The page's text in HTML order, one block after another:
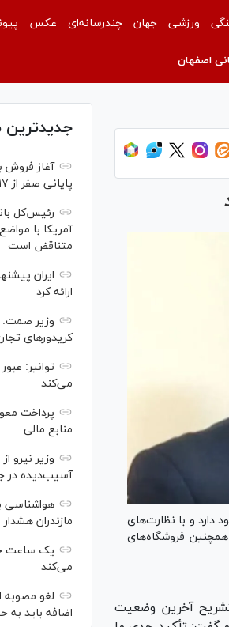
ورزشی جهان چندرسانه‌ای عکس
اصفهان
دارد و با نظارت‌های
همچنین فروشگاه‌های
آخرین وضعیت
آغاز فروش
پایانی صفر از ۱۷ مرداد
رئیس‌کل
آمریکا با
متناقض است
ایران
ارائه کرد
وزیر صمت:
کریدورهای
توانیر:
می‌کند
پرداخت
منابع مالی
وزیر نیرو
آسیب‌دیده در
هواشناسی
مازندران
می‌کند
لغو مصوبه
اضافه باید به